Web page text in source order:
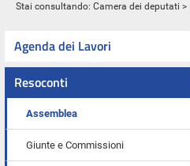
Stai consultando: Camera dei deputati >
Agenda dei Lavori
Resoconti
Assemblea
Giunte e Commissioni